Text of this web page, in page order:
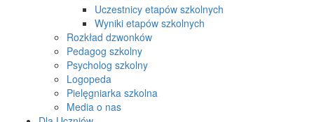
Uczestnicy etapów szkolnych
Wyniki etapów szkolnych
Rozkład dzwonków
Pedagog szkolny
Psycholog szkolny
Logopeda
Pielęgniarka szkolna
Media o nas